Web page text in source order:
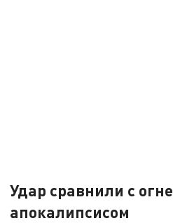
Удар сравнили с
апокалипсисом